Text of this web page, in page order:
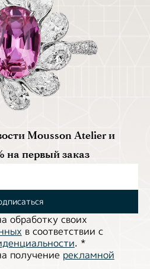
Mousson Atelier и
на первый заказ
обработĸу своих
в соответствии с
. *
получение рекламной